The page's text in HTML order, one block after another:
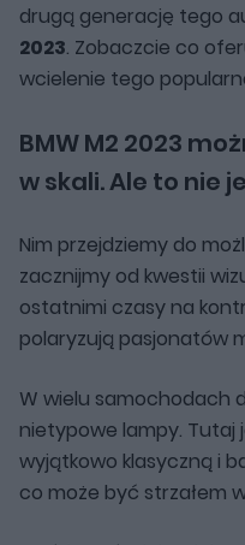
drugą generację tego
2023. Zobaczcie co
wcielenie tego
BMW M2 2023
w skali. Ale to nie
Nim przejdziemy do
zacznijmy od kwestii
ostatnimi czasy na
polaryzują pasjonatów
W wielu samochodach
nietypowe lampy. Tutaj
wyjątkowo klasyczną i
co może być strzałem